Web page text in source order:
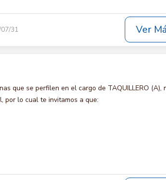
31 Ver
que se perfilen en el cargo de TAQUILLERO (A),
por lo cual te invitamos a que: